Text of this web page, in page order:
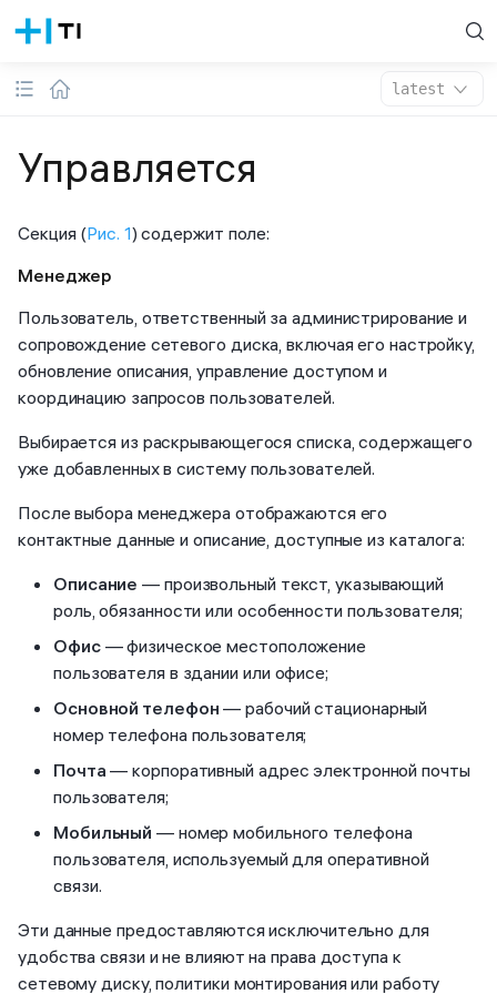
latest
Управляется
Секция (Рис. 1) содержит поле:
Менеджер
Пользователь, ответственный за администрирование и
сопровождение сетевого диска, включая его настройку,
обновление описания, управление доступом и
координацию запросов пользователей.
Выбирается из раскрывающегося списка, содержащего
уже добавленных в систему пользователей.
После выбора менеджера отображаются его
контактные данные и описание, доступные из каталога:
Описание — произвольный текст, указывающий
роль, обязанности или особенности пользователя;
Офис— физическое местоположение
пользователя в здании или офисе;
Основной телефон — рабочий стационарный
номер телефона пользователя;
Почта — корпоративный адрес электронной почты
пользователя;
Мобильный — номер мобильного телефона
пользователя, используемый для оперативной
связи.
Эти данные предоставляются исключительно для
удобства связи и не влияют на права доступа к
сетевому диску, политики монтирования или работу